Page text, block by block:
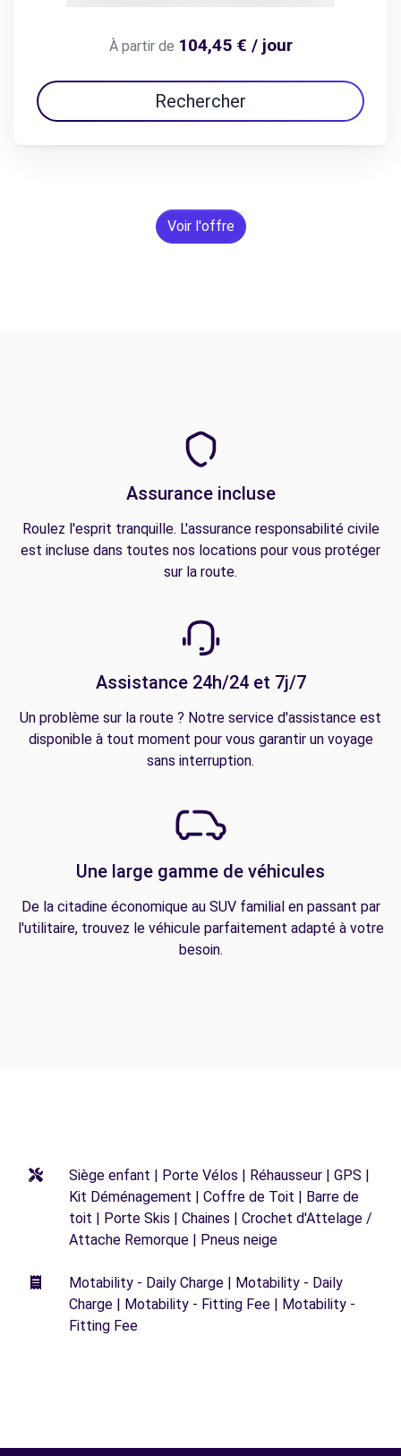
À partir de 104,45 € / jour
Rechercher
Voir l'offre
Assurance incluse
Roulez l'esprit tranquille. L'assurance responsabilité civile
est incluse dans toutes nos locations pour vous protéger
sur la route.
Assistance 24h/24 et 7j/7
Un problème sur la route ? Notre service d'assistance est
disponible à tout moment pour vous garantir un voyage
sans interruption.
Une large gamme de véhicules
De la citadine économique au SUV familial en passant par
l'utilitaire, trouvez le véhicule parfaitement adapté à votre
besoin.
Siège enfant | Porte Vélos | Réhausseur | GPS |
Kit Déménagement | Coffre de Toit | Barre de
toit | Porte Skis | Chaines | Crochet d'Attelage /
Attache Remorque | Pneus neige
Motability - Daily Charge | Motability - Daily
Charge | Motability - Fitting Fee | Motability -
Fitting Fee